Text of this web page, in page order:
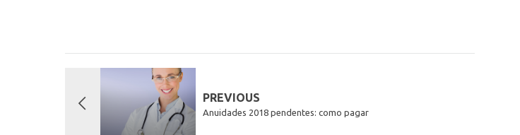
PREVIOUS
Anuidades 2018 pendentes: como pagar